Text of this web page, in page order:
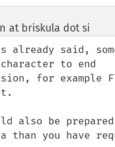
at briskula dot si
already said,
to end
for example
also be
than you have